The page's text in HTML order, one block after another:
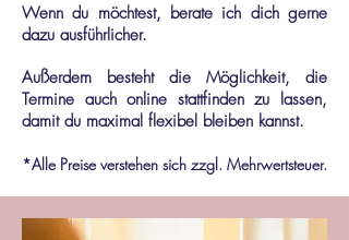
Wenn du möchtest, berate ich dich gerne
dazu ausführlicher.
Außerdem besteht die Möglichkeit, die
Termine auch online stattfinden zu lassen,
damit du maximal flexibel bleiben kannst.
*Alle Preise verstehen sich zzgl. Mehrwertsteuer.